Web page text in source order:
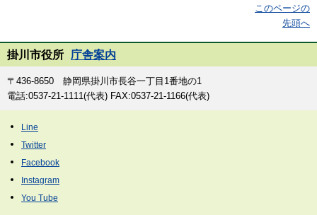
このページの
先頭へ
掛川市役所 庁舎案内
〒436-8650 静岡県掛川市長谷一丁目1番地の1
電話:0537-21-1111(代表) FAX:0537-21-1166(代表)